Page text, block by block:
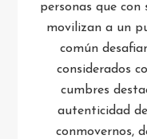
personas que
movilizan a un
común
considerados
cumbres
autenticidad
conmovernos,